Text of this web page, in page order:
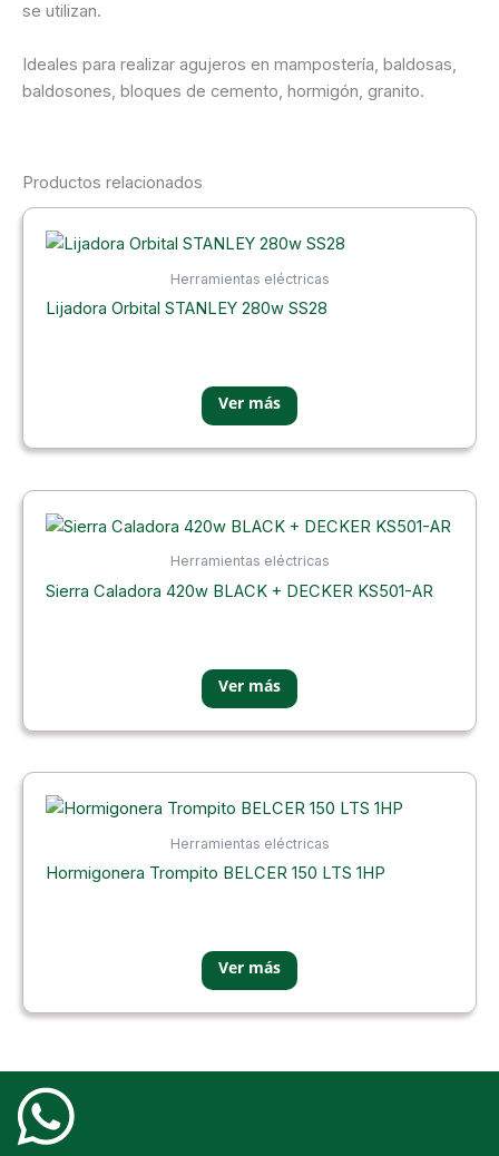
se utilizan.
Ideales para realizar agujeros en mampostería, baldosas,
baldosones, bloques de cemento, hormigón, granito.
Productos relacionados
Herramientas eléctricas
Lijadora Orbital STANLEY 280w SS28
Herramientas eléctricas
Sierra Caladora 420w BLACK + DECKER KS501-AR
Herramientas eléctricas
Hormigonera Trompito BELCER 150 LTS 1HP